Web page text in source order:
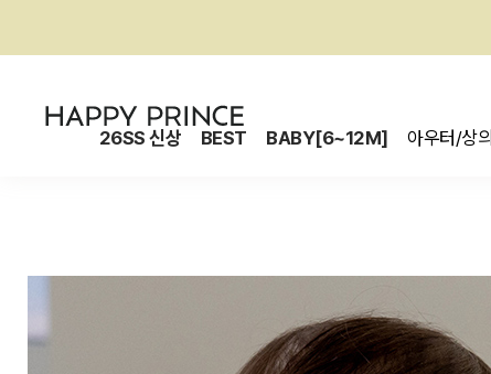
26SS 신상 BEST BABY[6~12M] 아우터/상의